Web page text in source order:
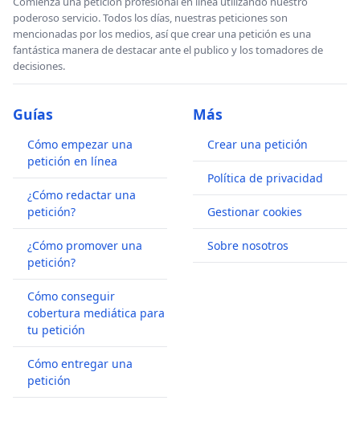
poderoso servicio. Todos los días, nuestras peticiones son
mencionadas por los medios, así que crear una petición es una
fantástica manera de destacar ante el publico y los tomadores de
decisiones.
Guías
Cómo empezar una
petición en línea
¿Cómo redactar una
petición?
¿Cómo promover una
petición?
Cómo conseguir
cobertura mediática para
tu petición
Cómo entregar una
petición
Más
Crear una petición
Política de privacidad
Gestionar cookies
Sobre nosotros